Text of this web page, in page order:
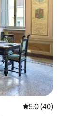
औसत रेटिंग 5
5.0 (40)